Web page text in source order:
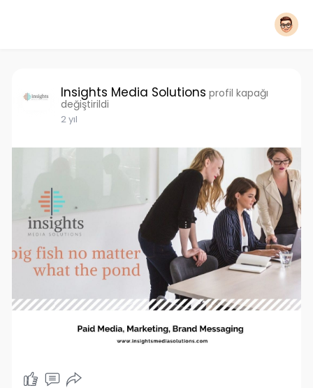
Insights Media Solutions profil kapağı
değiştirildi
2 yıl